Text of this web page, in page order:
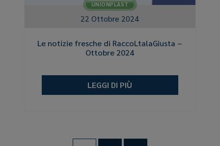
UNIONPLAST
22 Ottobre 2024
Le notizie fresche di RaccoLtalaGiusta –
Ottobre 2024
LEGGI DI PIÙ